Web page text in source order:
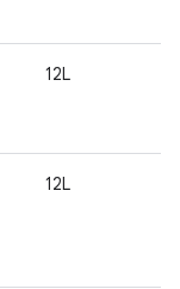
12L
12L